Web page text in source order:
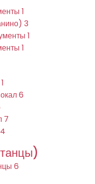
1
3
1
1
1
6
7
4
6